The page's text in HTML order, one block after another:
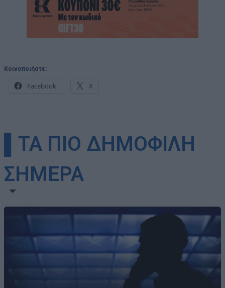
Κοινοποιήστε:
Facebook X
▌ΤΑ ΠΙΟ ΔΗΜΟΦΙΛΗ
ΣΗΜΕΡΑ